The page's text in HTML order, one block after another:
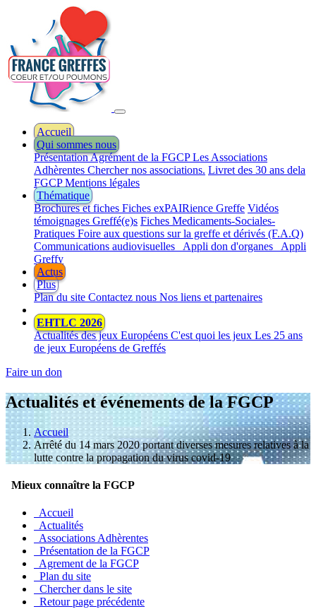
Accueil
Qui sommes nous
PrésentationAgrément de la FGCPLes Associations
Adhèrentes Chercher nos associations. Livret des 30 ans dela
FGCPMentions légales
Thématique
Brochures et fiches Fiches exPAIRience Greffe Vidéos
témoignages Greffé(e)s Fiches Medicaments-Sociales-
Pratiques Foire aux questions sur la greffe et dérivés (F.A.Q)
Communications audiovisuelles
Appli don d'organes
Appli
Greffy
Actus
Plus
Plan du site Contactez nous Nos liens et partenaires
EHTLC 2026
Actualités des jeux Européens C'est quoi les jeux Les 25 ans
de jeux Européens de Greffés
Faire un don
Actualités et événements de la FGCP
Accueil
Arrêté du 14 mars 2020 portant diverses mesures relatives à la
lutte contre la propagation du virus covid-19
Mieux connaître la FGCP
Accueil
Actualités
Associations Adhèrentes
Présentation de la FGCP
Agrement de la FGCP
Plan du site
Chercher dans le site
Retour page précédente